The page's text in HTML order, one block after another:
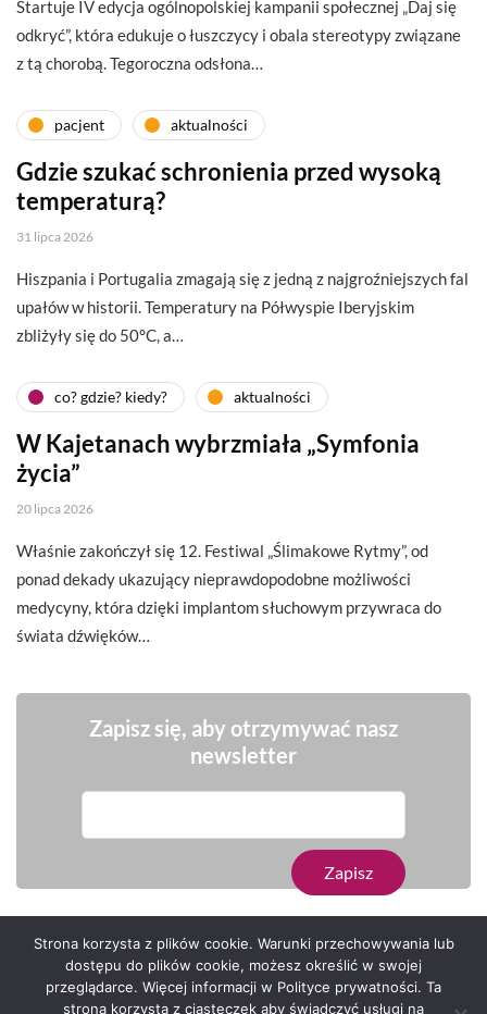
Startuje IV edycja ogólnopolskiej kampanii społecznej „Daj się
odkryć”, która edukuje o łuszczycy i obala stereotypy związane
z tą chorobą. Tegoroczna odsłona…
pacjent aktualności
Gdzie szukać schronienia przed wysoką
temperaturą?
31 lipca 2026
Hiszpania i Portugalia zmagają się z jedną z najgroźniejszych fal
upałów w historii. Temperatury na Półwyspie Iberyjskim
zbliżyły się do 50°C, a…
co? gdzie? kiedy? aktualności
W Kajetanach wybrzmiała „Symfonia
życia”
20 lipca 2026
Właśnie zakończył się 12. Festiwal „Ślimakowe Rytmy”, od
ponad dekady ukazujący nieprawdopodobne możliwości
medycyny, która dzięki implantom słuchowym przywraca do
świata dźwięków…
Zapisz się, aby otrzymywać nasz
newsletter
Serwis zaprojektował Grzegorz Sztank .
Strona korzysta z plików cookie. Warunki przechowywania lub
dostępu do plików cookie, możesz określić w swojej
przeglądarce. Więcej informacji w Polityce prywatności. Ta
strona korzysta z ciasteczek aby świadczyć usługi na